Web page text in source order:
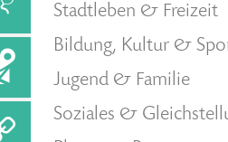
Stadtleben & Freizeit
Bildung, Kultur &
Jugend & Familie
Soziales &